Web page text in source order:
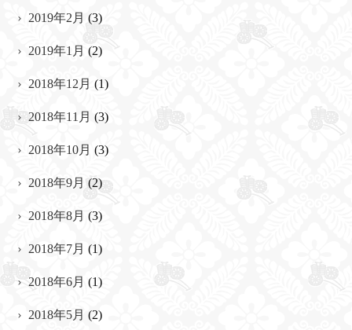
2019年2月 (3)
2019年1月 (2)
2018年12月 (1)
2018年11月 (3)
2018年10月 (3)
2018年9月 (2)
2018年8月 (3)
2018年7月 (1)
2018年6月 (1)
2018年5月 (2)